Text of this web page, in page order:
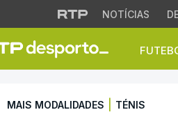
NOTÍCIAS
Nuno
MAIS MODALIDADES TÉNIS